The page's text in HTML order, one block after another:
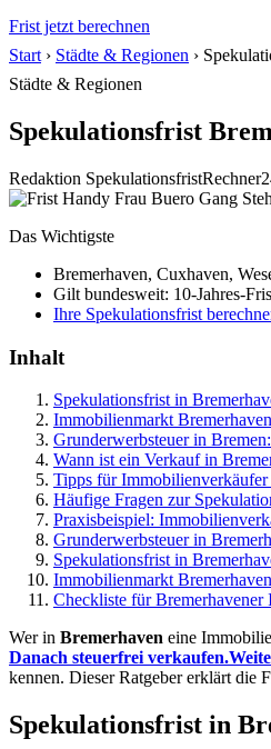
Frist jetzt berechnen
Start › Städte & Regionen ›
Städte & Regionen
Spekulationsfrist
Redaktion
Das Wichtigste
Bremerhaven, Cuxhaven,
Gilt bundesweit: 10-Jahres-
Ihre Spekulationsfrist
Inhalt
Spekulationsfrist in
Immobilienmarkt
Grunderwerbsteuer in
Wann ist ein Verkauf in
Tipps für
Häufige Fragen zur
Praxisbeispiel:
Grunderwerbsteuer in
Spekulationsfrist in
Immobilienmarkt
Checkliste für Bremerhavener
Wer in Bremerhaven eine
Danach steuerfrei verkaufen.
kennen. Dieser Ratgeber erklärt die
Spekulationsfrist in